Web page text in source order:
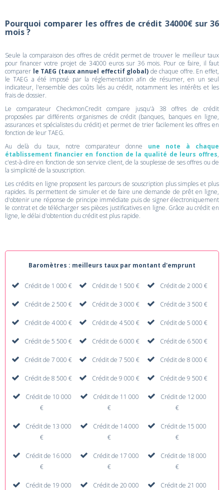
Pourquoi comparer les offres de crédit 34000€ sur 36
mois ?
Seule la comparaison des offres de crédit permet de trouver le meilleur taux
pour financer votre projet de 34000 euros sur 36 mois. Pour ce faire, il faut
comparer le TAEG (taux annuel effectif global) de chaque offre. En effet,
le TAEG a été imposé par la réglementation afin de résumer, en un seul
indicateur, l'ensemble des coûts liés au crédit, notamment les intérêts et les
frais de dossier.
Le comparateur CheckmonCredit compare jusqu'à 38 offres de crédit
proposées par différents organismes de crédit (banques, banques en ligne,
assurances et spécialistes du crédit) et permet de trier facilement les offres en
fonction de leur TAEG.
Au delà du taux, notre comparateur donne une note à chaque
établissement financier en fonction de la qualité de leurs offres,
c'est-à-dire en fonction de son service client, de la souplesse de ses offres ou de
la simplicité de la souscription.
Les crédits en ligne proposent les parcours de souscription plus simples et plus
rapides. Ils permettent de simuler et de faire une demande de prêt en ligne,
d'obtenir une réponse de principe immédiate puis de signer électroniquement
le contrat et de télécharger ses pièces justificatives en ligne. Grâce au crédit en
ligne, le délai d'obtention du crédit est plus rapide.
Baromètres : meilleurs taux par montant d'emprunt
Crédit de 1 000 € Crédit de 1 500 € Crédit de 2 000 €
Crédit de 2 500 € Crédit de 3 000 € Crédit de 3 500 €
Crédit de 4 000 € Crédit de 4 500 € Crédit de 5 000 €
Crédit de 5 500 € Crédit de 6 000 € Crédit de 6 500 €
Crédit de 7 000 € Crédit de 7 500 € Crédit de 8 000 €
Crédit de 8 500 € Crédit de 9 000 € Crédit de 9 500 €
Crédit de 10 000
€
Crédit de 11 000
€
Crédit de 12 000
€
Crédit de 13 000
€
Crédit de 14 000
€
Crédit de 15 000
€
Crédit de 16 000
€
Crédit de 17 000
€
Crédit de 18 000
€
Crédit de 19 000
Crédit de 20 000
Crédit de 21 000